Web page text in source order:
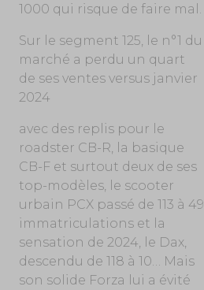
1000 qui risque de faire mal.
Sur le segment 125, le n°1 du
marché a perdu un quart
de ses ventes versus janvier
2024
avec des replis pour le
roadster CB-R, la basique
CB-F et surtout deux de ses
top-modèles, le scooter
urbain PCX passé de 113 à 49
immatriculations et la
sensation de 2024, le Dax,
descendu de 118 à 10… Mais
son solide Forza lui a évité